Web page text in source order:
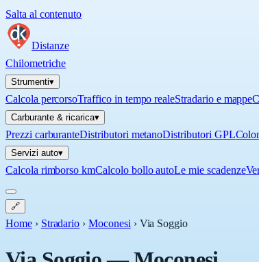
Salta al contenuto
Distanze
Chilometriche
Strumenti▾
Calcola percorsoTraffico in tempo realeStradario e mappe
Carburante & ricarica▾
Prezzi carburanteDistributori metanoDistributori GPL
Servizi auto▾
Calcola rimborso kmCalcolo bollo autoLe mie scadenze
🔗
Home › Stradario › Moconesi › Via Soggio